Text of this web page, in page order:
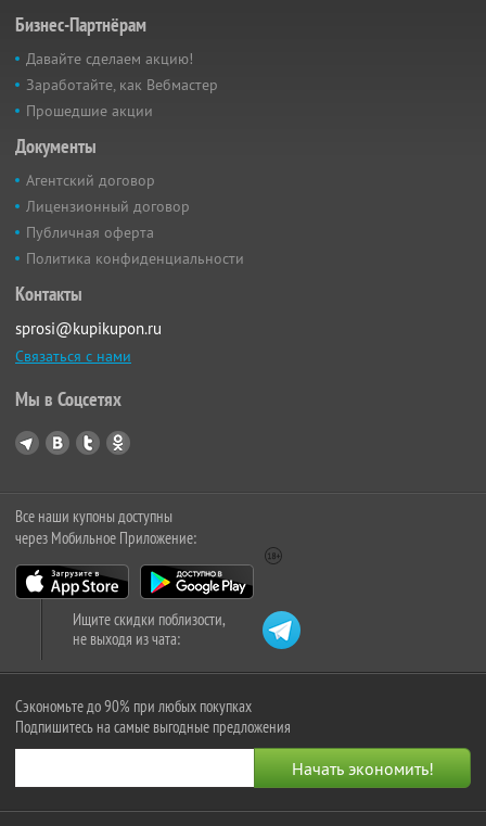
Бизнес-Партнёрам
Давайте сделаем акцию!
Заработайте, как Вебмастер
Прошедшие акции
Документы
Агентский договор
Лицензионный договор
Публичная оферта
Политика конфиденциальности
Контакты
sprosi@kupikupon.ru
Связаться с нами
Мы в Соцсетях
Все наши купоны доступны
через Мобильное Приложение:
Ищите скидки поблизости,
не выходя из чата:
Сэкономьте до 90% при любых покупках
Подпишитесь на самые выгодные предложения